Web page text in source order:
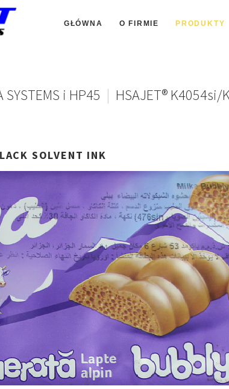
GŁÓWNA O FIRMIE PRODUKTY
ATRAMENTY HSA SYSTEMS i
DYSPENSRY ETYKIET
SYSTEMY ZNAKOWANIA
SYSTEMY ETYKIETOWANIA
NAWIJAKI I ODWIJAKI ETYKIET
PRZEWIJAKI ETYKIET
SYSTEMS i HP45 | HSAJET® K4054si/
SOLVENT INK